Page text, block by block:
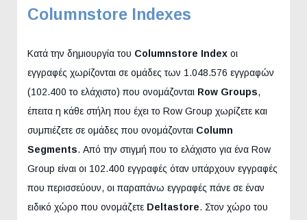
Columnstore Indexes
Κατά την δημιουργία του Columnstore Index οι
εγγραφές χωρίζονται σε ομάδες των 1.048.576 εγγραφών
(102.400 το ελάχιστο) που ονομάζονται Row Groups,
έπειτα η κάθε στήλη που έχει το Row Group χωρίζετε και
συμπιέζετε σε ομάδες που ονομάζονται Column
Segments. Από την στιγμή που το ελάχιστο για ένα Row
Group είναι οι 102.400 εγγραφές όταν υπάρχουν εγγραφές
που περισσεύουν, οι παραπάνω εγγραφές πάνε σε έναν
ειδικό χώρο που ονομάζετε Deltastore. Στον χώρο του